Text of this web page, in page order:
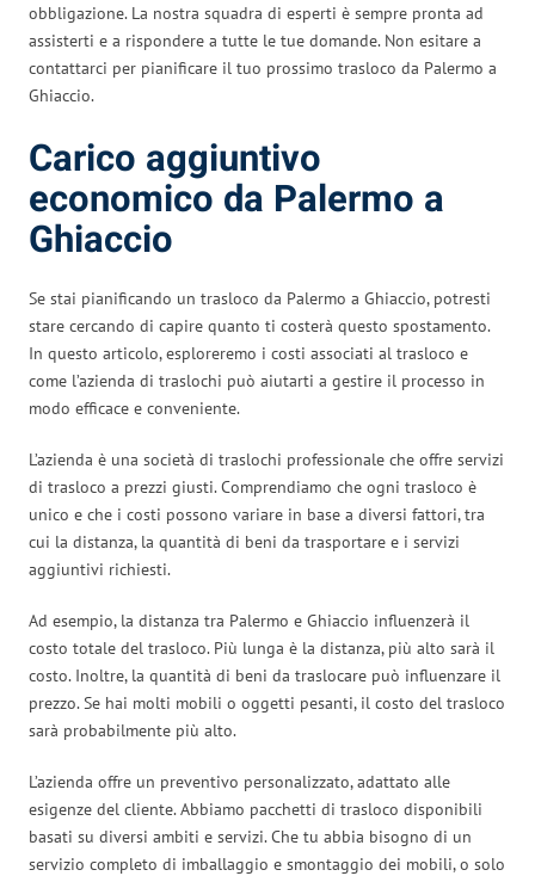
obbligazione. La nostra squadra di esperti è sempre pronta ad
assisterti e a rispondere a tutte le tue domande. Non esitare a
contattarci per pianificare il tuo prossimo trasloco da Palermo a
Ghiaccio.
Carico aggiuntivo
economico da Palermo a
Ghiaccio
Se stai pianificando un trasloco da Palermo a Ghiaccio, potresti
stare cercando di capire quanto ti costerà questo spostamento.
In questo articolo, esploreremo i costi associati al trasloco e
come l’azienda di traslochi può aiutarti a gestire il processo in
modo efficace e conveniente.
L’azienda è una società di traslochi professionale che offre servizi
di trasloco a prezzi giusti. Comprendiamo che ogni trasloco è
unico e che i costi possono variare in base a diversi fattori, tra
cui la distanza, la quantità di beni da trasportare e i servizi
aggiuntivi richiesti.
Ad esempio, la distanza tra Palermo e Ghiaccio influenzerà il
costo totale del trasloco. Più lunga è la distanza, più alto sarà il
costo. Inoltre, la quantità di beni da traslocare può influenzare il
prezzo. Se hai molti mobili o oggetti pesanti, il costo del trasloco
sarà probabilmente più alto.
L’azienda offre un preventivo personalizzato, adattato alle
esigenze del cliente. Abbiamo pacchetti di trasloco disponibili
basati su diversi ambiti e servizi. Che tu abbia bisogno di un
servizio completo di imballaggio e smontaggio dei mobili, o solo